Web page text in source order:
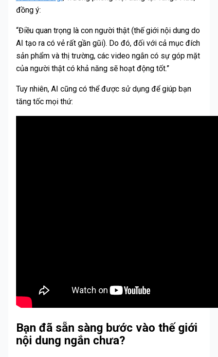
đồng ý:
“Điều quan trọng là con người thật (thế giới nội dung do
AI tạo ra có vẻ rất gần gũi). Do đó, đối với cả mục đích
sản phẩm và thị trường, các video ngắn có sự góp mặt
của người thật có khả năng sẽ hoạt động tốt.”
Tuy nhiên, AI cũng có thể được sử dụng để giúp bạn
tăng tốc mọi thứ:
Bạn đã sẵn sàng bước vào thế giới
nội dung ngắn chưa?